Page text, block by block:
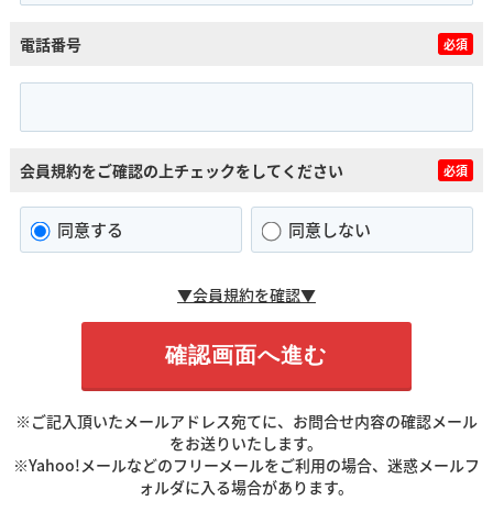
電話番号 必須
会員規約をご確認の上チェックをしてください 必須
同意する 同意しない
▼会員規約を確認▼
※ご記入頂いたメールアドレス宛てに、お問合せ内容の確認メール
をお送りいたします。
※Yahoo!メールなどのフリーメールをご利用の場合、迷惑メールフ
ォルダに入る場合があります。